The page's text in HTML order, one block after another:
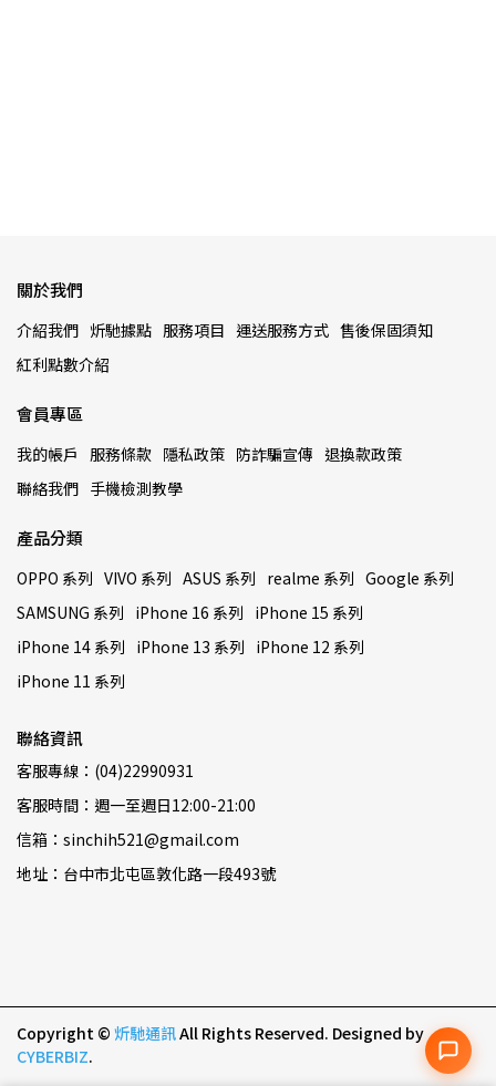
關於我們
介紹我們 炘馳據點 服務項目 運送服務方式 售後保固須知
紅利點數介紹
會員專區
我的帳戶 服務條款 隱私政策 防詐騙宣傳 退換款政策
聯絡我們 手機檢測教學
產品分類
OPPO 系列 VIVO 系列 ASUS 系列 realme 系列 Google 系列
SAMSUNG 系列 iPhone 16 系列 iPhone 15 系列
iPhone 14 系列 iPhone 13 系列 iPhone 12 系列
iPhone 11 系列
聯絡資訊
客服專線：(04)22990931
客服時間：週一至週日12:00-21:00
信箱：sinchih521@gmail.com
地址：台中市北屯區敦化路一段493號
Copyright © 炘馳通訊All Rights Reserved. Designed by
CYBERBIZ.